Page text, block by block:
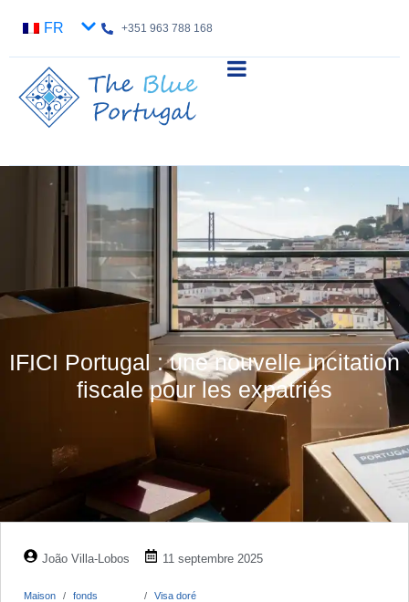
FR +351 963 788 168
IFICI Portugal : une nouvelle incitation
fiscale pour les expatriés
João Villa-Lobos 11 septembre 2025
Maison fonds Visa doré